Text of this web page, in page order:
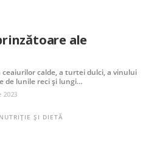
ale
calde, a turtei dulci, a vinului
de lunile reci și lungi…
2023
NUTRIȚIE ȘI DIETĂ